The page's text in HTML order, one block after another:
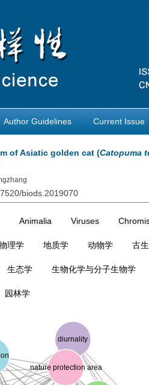
Author Guidelines Current Issue
of Asiatic golden cat (Catopuma
biods.2019070
Animalia Viruses
理学 地质学 动物学 古
生态学 生物化学与分子生物学
园林学
diurnality
nature protection area